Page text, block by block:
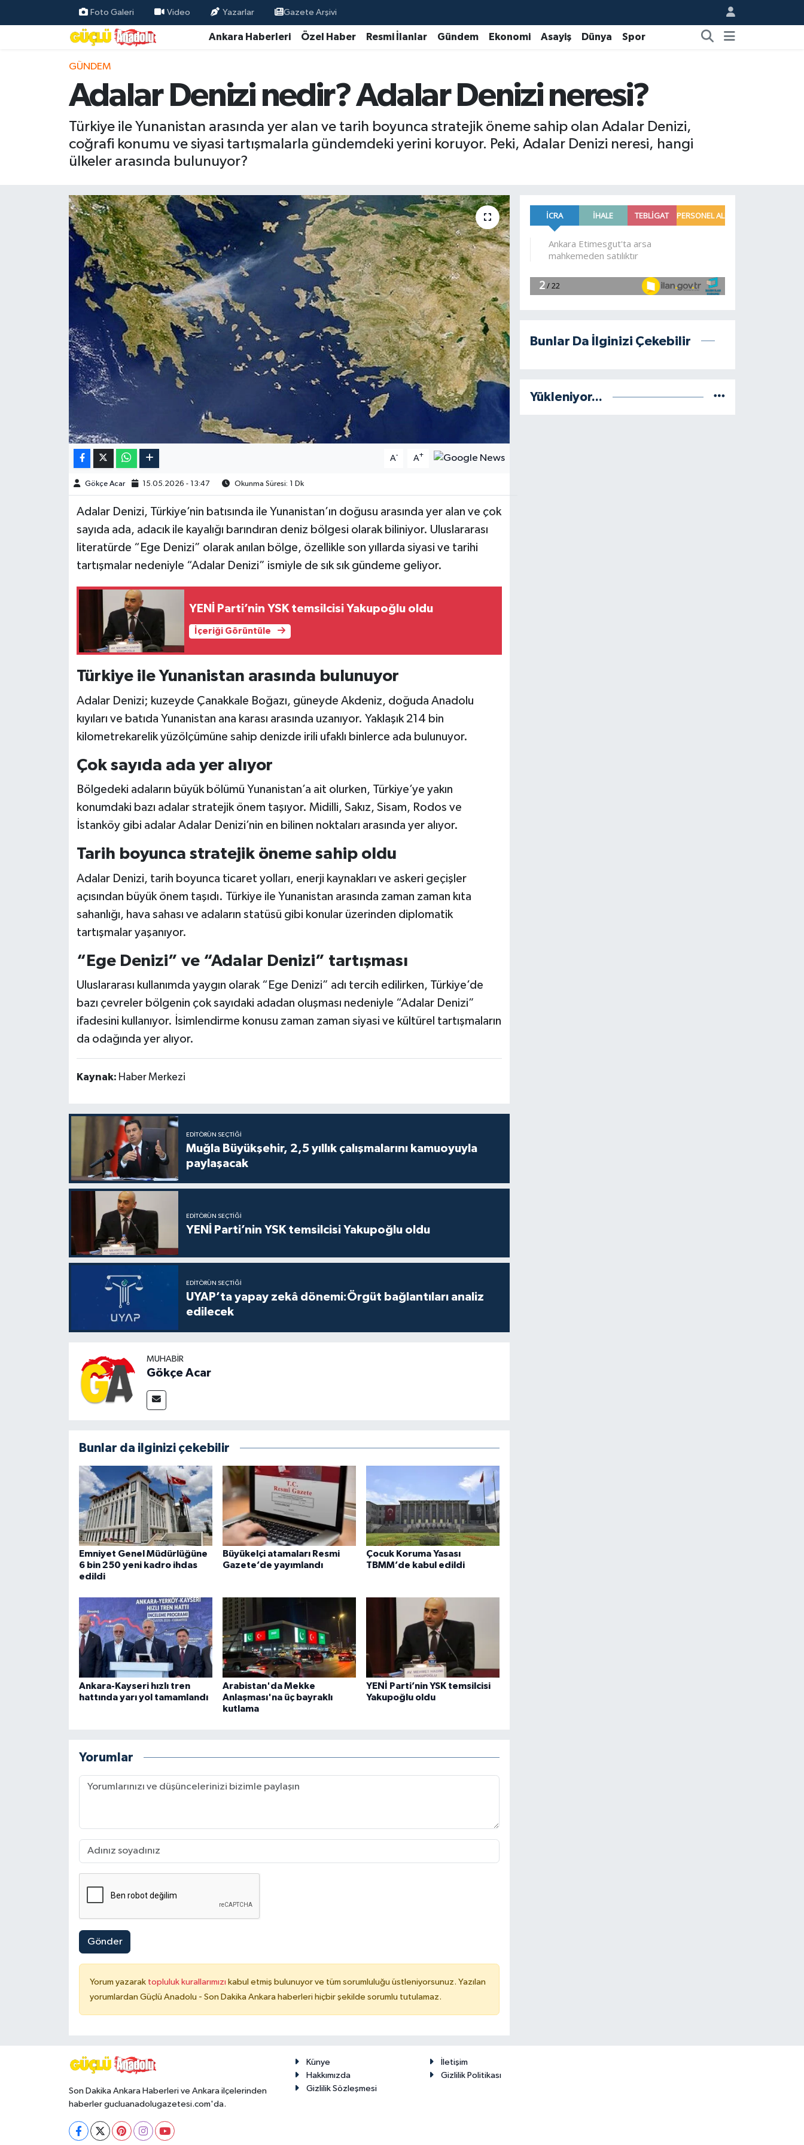
Foto Galeri Video Yazarlar Gazete Arşivi
Ankara Haberleri Özel Haber Resmi İlanlar Gündem Ekonomi Asayiş Dünya Spor
GÜNDEM
Adalar Denizi nedir? Adalar Denizi neresi?
Türkiye ile Yunanistan arasında yer alan ve tarih boyunca stratejik öneme sahip olan Adalar Denizi,
coğrafi konumu ve siyasi tartışmalarla gündemdeki yerini koruyor. Peki, Adalar Denizi neresi, hangi
ülkeler arasında bulunuyor?
A- A+
Gökçe Acar 15.05.2026 - 13:47 Okunma Süresi: 1 Dk
Adalar Denizi, Türkiye’nin batısında ile Yunanistan’ın doğusu arasında yer alan ve çok
sayıda ada, adacık ile kayalığı barındıran deniz bölgesi olarak biliniyor. Uluslararası
literatürde “Ege Denizi” olarak anılan bölge, özellikle son yıllarda siyasi ve tarihi
tartışmalar nedeniyle “Adalar Denizi” ismiyle de sık sık gündeme geliyor.
YENİ Parti’nin YSK temsilcisi Yakupoğlu oldu
İçeriği Görüntüle
Türkiye ile Yunanistan arasında bulunuyor
Adalar Denizi; kuzeyde Çanakkale Boğazı, güneyde Akdeniz, doğuda Anadolu
kıyıları ve batıda Yunanistan ana karası arasında uzanıyor. Yaklaşık 214 bin
kilometrekarelik yüzölçümüne sahip denizde irili ufaklı binlerce ada bulunuyor.
Çok sayıda ada yer alıyor
Bölgedeki adaların büyük bölümü Yunanistan’a ait olurken, Türkiye’ye yakın
konumdaki bazı adalar stratejik önem taşıyor. Midilli, Sakız, Sisam, Rodos ve
İstanköy gibi adalar Adalar Denizi’nin en bilinen noktaları arasında yer alıyor.
Tarih boyunca stratejik öneme sahip oldu
Adalar Denizi, tarih boyunca ticaret yolları, enerji kaynakları ve askeri geçişler
açısından büyük önem taşıdı. Türkiye ile Yunanistan arasında zaman zaman kıta
sahanlığı, hava sahası ve adaların statüsü gibi konular üzerinden diplomatik
tartışmalar yaşanıyor.
“Ege Denizi” ve “Adalar Denizi” tartışması
Uluslararası kullanımda yaygın olarak “Ege Denizi” adı tercih edilirken, Türkiye’de
bazı çevreler bölgenin çok sayıdaki adadan oluşması nedeniyle “Adalar Denizi”
ifadesini kullanıyor. İsimlendirme konusu zaman zaman siyasi ve kültürel tartışmaların
da odağında yer alıyor.
Kaynak: Haber Merkezi
EDITÖRÜN SEÇTIĞI
Muğla Büyükşehir, 2,5 yıllık çalışmalarını kamuoyuyla
paylaşacak
EDITÖRÜN SEÇTIĞI
YENİ Parti’nin YSK temsilcisi Yakupoğlu oldu
EDITÖRÜN SEÇTIĞI
UYAP’ta yapay zekâ dönemi:Örgüt bağlantıları analiz
edilecek
MUHABIR
Gökçe Acar
Bunlar da ilginizi çekebilir
Emniyet Genel Müdürlüğüne
6 bin 250 yeni kadro ihdas
edildi
Büyükelçi atamaları Resmi
Gazete’de yayımlandı
Çocuk Koruma Yasası
TBMM’de kabul edildi
Ankara-Kayseri hızlı tren
hattında yarı yol tamamlandı
Arabistan'da Mekke
Anlaşması'na üç bayraklı
kutlama
YENİ Parti’nin YSK temsilcisi
Yakupoğlu oldu
Yorumlar
Gönder
Yorum yazarak topluluk kurallarımızı kabul etmiş bulunuyor ve tüm sorumluluğu üstleniyorsunuz. Yazılan
yorumlardan Güçlü Anadolu - Son Dakika Ankara haberleri hiçbir şekilde sorumlu tutulamaz.
Bunlar Da İlginizi Çekebilir
Yükleniyor...
Son Dakika Ankara Haberleri ve Ankara ilçelerinden
haberler gucluanadolugazetesi.com'da.
Künye
İletişim
Hakkımızda
Gizlilik Politikası
Gizlilik Sözleşmesi
Özel Haber
Resmi İlanlar
Gündem
Burç Yorumları
Yaşam-Çevre